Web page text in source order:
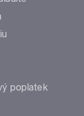
poplatek